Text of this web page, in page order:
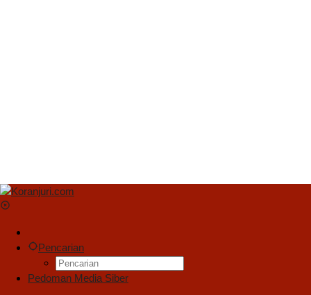
Pencarian
Pedoman Media Siber